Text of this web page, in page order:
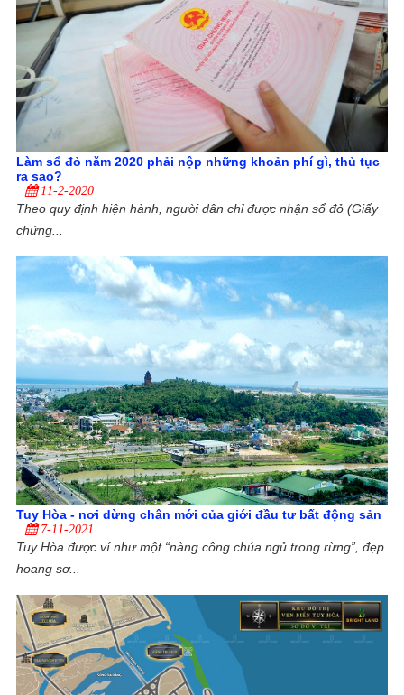
Làm sổ đỏ năm 2020 phải nộp những khoản phí gì, thủ tục
ra sao?
11-2-2020
Theo quy định hiện hành, người dân chỉ được nhận sổ đỏ (Giấy
chứng...
Tuy Hòa - nơi dừng chân mới của giới đầu tư bất động sản
7-11-2021
Tuy Hòa được ví như một “nàng công chúa ngủ trong rừng”, đẹp
hoang sơ...